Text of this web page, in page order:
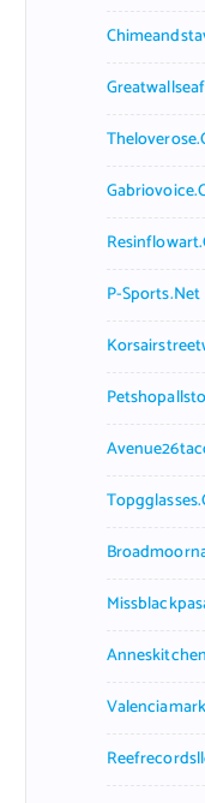
P-Sports.net